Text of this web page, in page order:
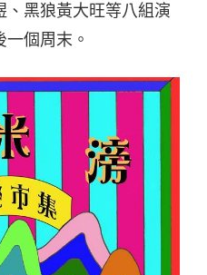
、黑狼黃大旺等八組演
個周末。